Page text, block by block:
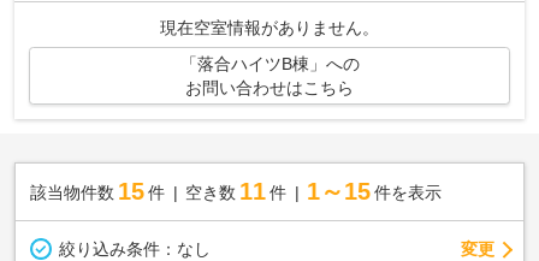
現在空室情報がありません。
「落合ハイツB棟」への
お問い合わせはこちら
該当物件数 15件 空き数 11 件 1～15 件を表示
絞り込み条件： なし 変更